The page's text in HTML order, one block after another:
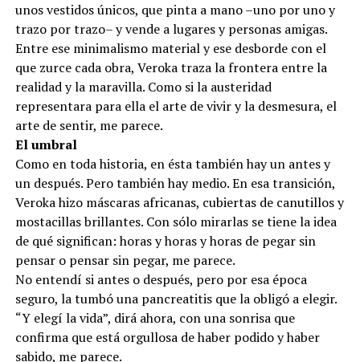
unos vestidos únicos, que pinta a mano –uno por uno y
trazo por trazo– y vende a lugares y personas amigas.
Entre ese minimalismo material y ese desborde con el
que zurce cada obra, Veroka traza la frontera entre la
realidad y la maravilla. Como si la austeridad
representara para ella el arte de vivir y la desmesura, el
arte de sentir, me parece.
El umbral
Como en toda historia, en ésta también hay un antes y
un después. Pero también hay medio. En esa transición,
Veroka hizo máscaras africanas, cubiertas de canutillos y
mostacillas brillantes. Con sólo mirarlas se tiene la idea
de qué significan: horas y horas y horas de pegar sin
pensar o pensar sin pegar, me parece.
No entendí si antes o después, pero por esa época
seguro, la tumbó una pancreatitis que la obligó a elegir.
“Y elegí la vida”, dirá ahora, con una sonrisa que
confirma que está orgullosa de haber podido y haber
sabido, me parece.